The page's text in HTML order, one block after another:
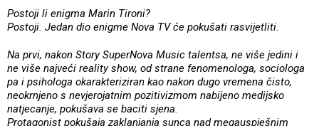
Postoji li enigma Marin Tironi?
Postoji. Jedan dio enigme Nova TV će pokušati rasvijetliti.
Na prvi, nakon Story SuperNova Music talentsa, ne više jedini i
ne više najveći reality show, od strane fenomenologa, sociologa
pa i psihologa okarakteriziran kao nakon dugo vremena čisto,
neokrnjeno s nevjerojatnim pozitivizmom nabijeno medijsko
natjecanje, pokušava se baciti sjena.
Protagonist pokušaja zaklanjanja sunca nad megauspješnim